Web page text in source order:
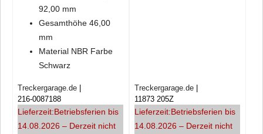
92,00 mm
Gesamthöhe 46,00
mm
Material NBR Farbe
Schwarz
Treckergarage.de
216-0087188
Lieferzeit:Betriebsferien bis
14.08.2026 – Derzeit nicht
Treckergarage.de
11873 205Z
Lieferzeit:Betriebsferien bis
14.08.2026 – Derzeit nicht